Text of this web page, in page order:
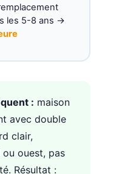
les 5-8 ans →
: maison
avec double
clair,
ouest, pas
Résultat :